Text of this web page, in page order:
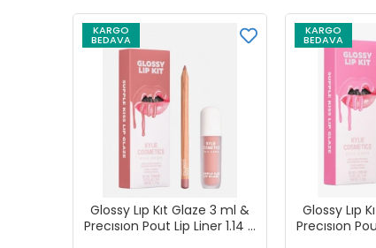
KARGO
BEDAVA
Glossy Lıp Kıt Glaze 3 ml &
Precısıon Pout Lip Liner 1.14 g
KARGO
BEDAVA
Glossy Lıp
Precısıon